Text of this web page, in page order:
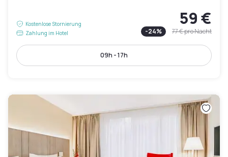
Kostenlose Stornierung
Zahlung im Hotel
59 €
-24% 77 €pro Nacht
09h - 17h